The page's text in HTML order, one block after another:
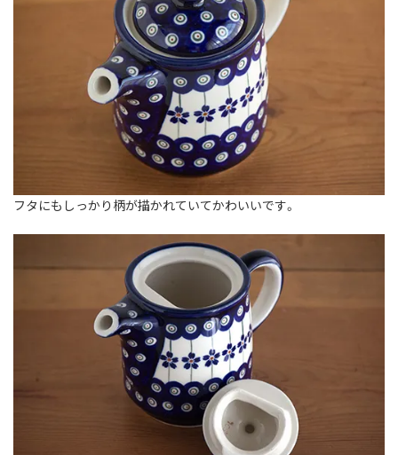
フタにもしっかり柄が描かれていてかわいいです。